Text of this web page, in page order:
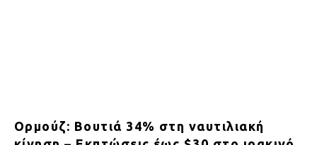
Ορμούζ: Βουτιά 34% στη ναυτιλιακή